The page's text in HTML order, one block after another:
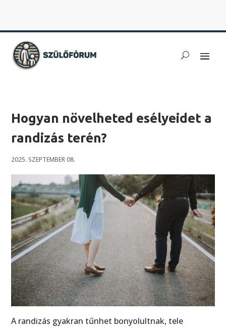
Hogyan növelheted esélyeidet a
randizás terén?
2025. SZEPTEMBER 08.
A randizás gyakran tűnhet bonyolultnak, tele